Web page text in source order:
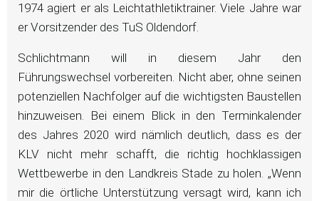
1974 agiert er als Leichtathletiktrainer. Viele Jahre war
er Vorsitzender des TuS Oldendorf.
Schlichtmann will in diesem Jahr den
Führungswechsel vorbereiten. Nicht aber, ohne seinen
potenziellen Nachfolger auf die wichtigsten Baustellen
hinzuweisen. Bei einem Blick in den Terminkalender
des Jahres 2020 wird nämlich deutlich, dass es der
KLV nicht mehr schafft, die richtig hochklassigen
Wettbewerbe in den Landkreis Stade zu holen. „Wenn
mir die örtliche Unterstützung versagt wird, kann ich